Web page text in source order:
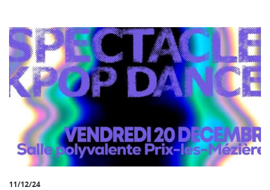
11/12/24